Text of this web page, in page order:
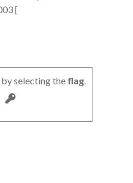
[
by selecting the flag.